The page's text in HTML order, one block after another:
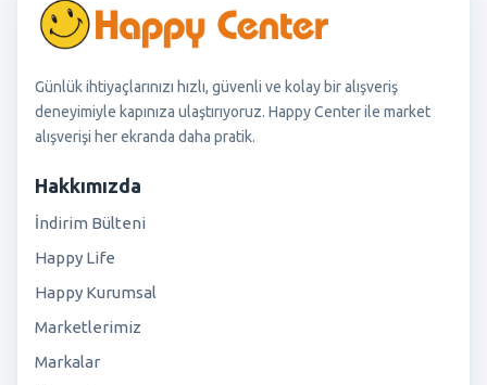
Günlük ihtiyaçlarınızı hızlı, güvenli ve kolay bir alışveriş
deneyimiyle kapınıza ulaştırıyoruz. Happy Center ile market
alışverişi her ekranda daha pratik.
Hakkımızda
İndirim Bülteni
Happy Life
Happy Kurumsal
Marketlerimiz
Markalar